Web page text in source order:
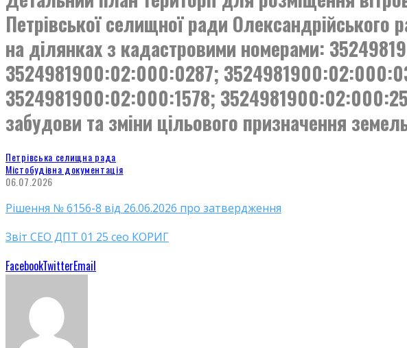
Петрівської селищної ради Олександрійського
на ділянках з кадастровими номерами:
3524981900:02:000:0287;
3524981900:02:000:1578;
забудови та зміни цільового призначення
Петрівська селищна рада
Містобудівна документація
06.07.2026
Рішення № 6156-8 від 26.06.2026 про затвердження
Звіт СЕО ДПТ 01 25 сео КОРИГ
FacebookTwitterEmail